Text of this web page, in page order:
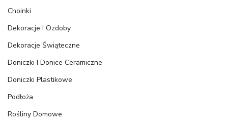
Choinki
Dekoracje I Ozdoby
Dekoracje Świąteczne
Doniczki I Donice Ceramiczne
Doniczki Plastikowe
Podłoża
Rośliny Domowe